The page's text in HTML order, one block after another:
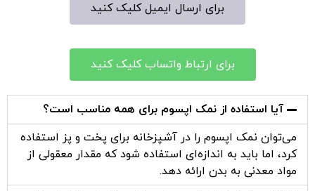
برای ارسال ایمیل کلیک کنید
برای ارتباط واتساب کلیک کنید
آیا استفاده از نمک اپسوم برای همه مناسب است؟
می‌توان نمک اپسوم را در آشپزخانه برای پخت و پز استفاده
کرد، اما باید به اندازه‌ای استفاده شود که مقدار معقولی از
مواد معدنی به بدن ارائه دهد.